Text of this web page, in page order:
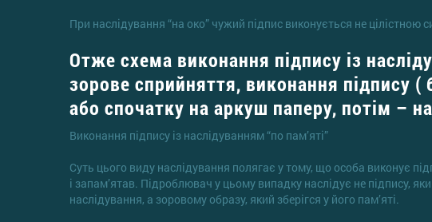
При наслідування “на око” чужий підпис виконується не цілістною
Отже схема виконання підпису із
зорове сприйняття, виконання підпису
або спочатку на аркуш паперу, потім –
Виконання підпису із наслідуванням “по пам’яті”
Суть цього виду наслідування полягає у тому, що особа виконує
і запам’ятав. Підроблювач у цьому випадку наслідує не підпису,
наслідування, а зоровому образу, який зберігся у його пам’яті.